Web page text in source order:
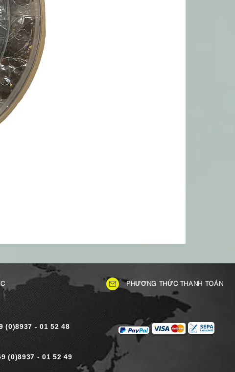
PHƯƠNG THỨC THANH TOÁN
(0)8937 - 01 52 48
(0)8937 - 01 52 49